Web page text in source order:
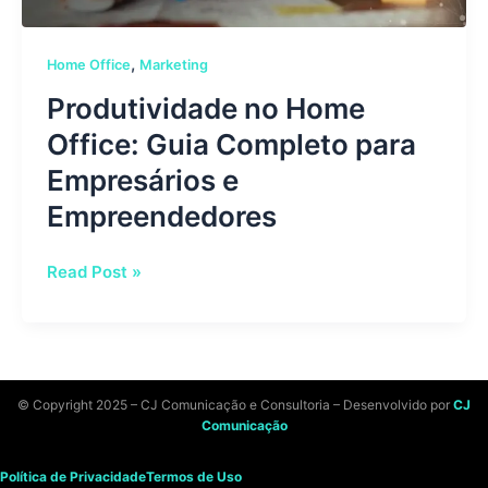
Home Office, Marketing
Produtividade no Home
Office: Guia Completo para
Empresários e
Empreendedores
Read Post »
© Copyright 2025 – CJ Comunicação e Consultoria – Desenvolvido por CJ
Comunicação
Política de PrivacidadeTermos de Uso